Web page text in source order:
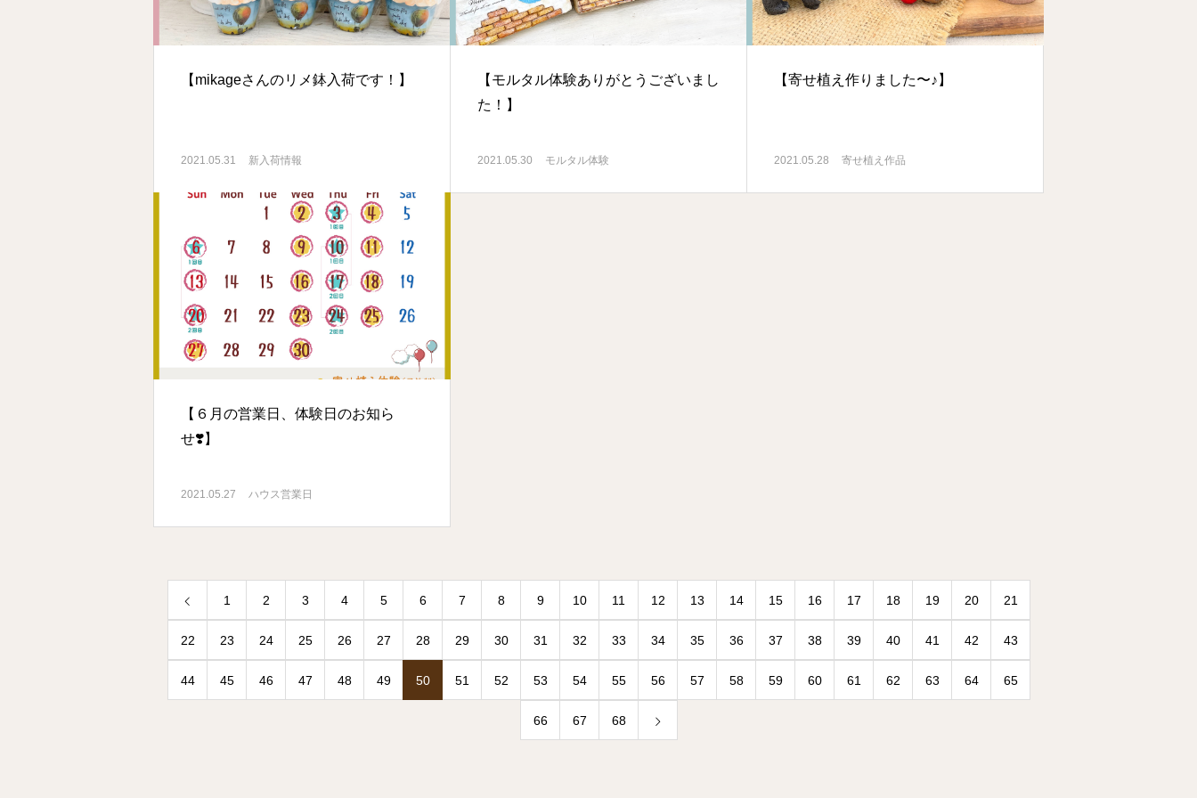
【mikageさんのリメ鉢入荷です！】
2021.05.31 新入荷情報
【モルタル体験ありがとうございまし
た！】
2021.05.30 モルタル体験
【寄せ植え作りました〜♪】
2021.05.28 寄せ植え作品
【６月の営業日、体験日のお知ら
せ❣️】
2021.05.27 ハウス営業日
1 2 3 4 5 6 7 8 9 10 11 12 13 14 15 16 17 18 19 20 21
22 23 24 25 26 27 28 29 30 31 32 33 34 35 36 37 38 39 40 41 42 43
44 45 46 47 48 49 50 51 52 53 54 55 56 57 58 59 60 61 62 63 64 65
66 67 68